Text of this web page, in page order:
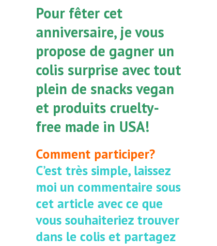
Pour fêter cet
anniversaire, je vous
propose de gagner un
colis surprise avec tout
plein de snacks vegan
et produits cruelty-
free made in USA!
Comment participer?
C’est très simple, laissez
moi un commentaire sous
cet article avec ce que
vous souhaiteriez trouver
dans le colis et partagez